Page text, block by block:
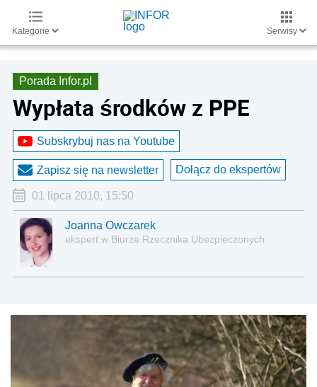
Kategorie Serwisy
Porada Infor.pl
Wypłata środków z PPE
Subskrybuj nas na Youtube
Zapisz się na newsletter Dołącz do ekspertów
01 lipca 2010, 15:50
Joanna Owczarek
ekspert w Biurze Rzecznika Ubezpieczonych